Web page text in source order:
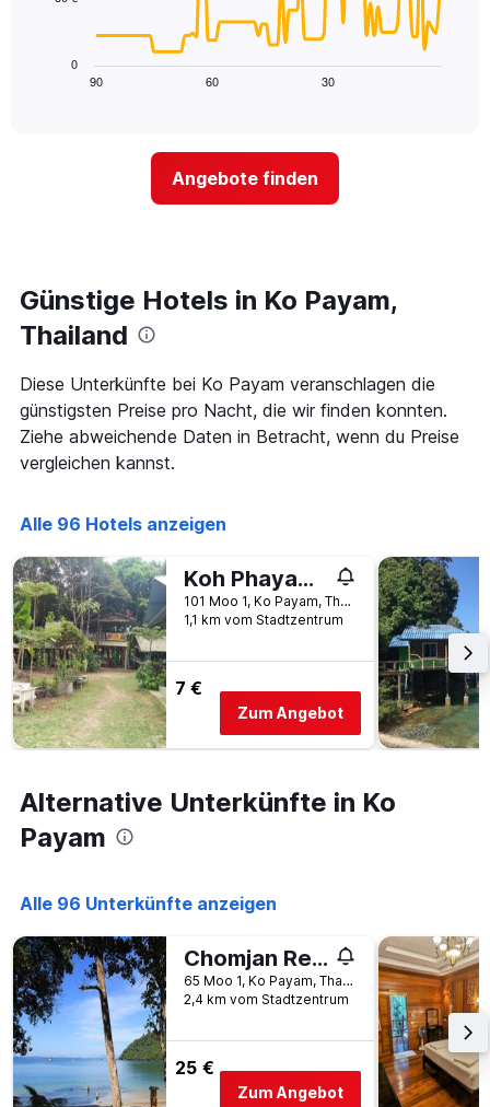
die
anzeigt.
anzeigt.
folgende
Diagramm
näher
das
Aufenthaltsdatum
rückt.
Diagramm
hat
1
X-
Achse,
die
Anzahl
der
Tage
vor
dem
Aufenthalt
anzeigt
Das
Diagramm
hat
1
die
den
durchschnittlichen
90 60 30
0
Angebote finden
Günstige Hotels in Ko Payam,
Thailand
Diese Unterkünfte bei Ko Payam veranschlagen die
günstigsten Preise pro Nacht, die wir finden konnten.
Ziehe abweichende Daten in Betracht, wenn du Preise
vergleichen kannst.
Alle 96 Hotels anzeigen
Koh Phayam Greentawan Resort
101 Moo 1, Ko Payam, Thailand
1,1 km vom Stadtzentrum
7 €
Zum Angebot
Alternative Unterkünfte in Ko
Payam
Alle 96 Unterkünfte anzeigen
Chomjan Resort
65 Moo 1, Ko Payam, Thailand
2,4 km vom Stadtzentrum
25 €
Zum Angebot